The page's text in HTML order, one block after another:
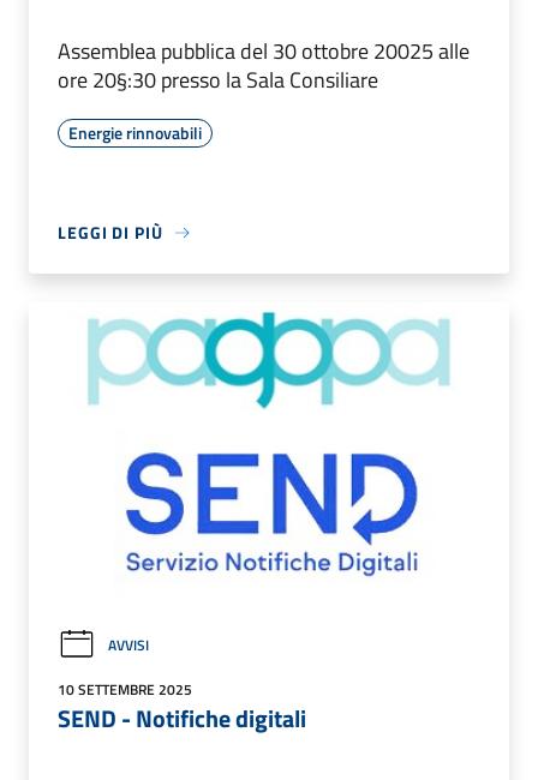
Assemblea pubblica del 30 ottobre 20025 alle
ore 20§:30 presso la Sala Consiliare
Energie rinnovabili
LEGGI DI PIÙ
AVVISI
10 SETTEMBRE 2025
SEND - Notifiche digitali